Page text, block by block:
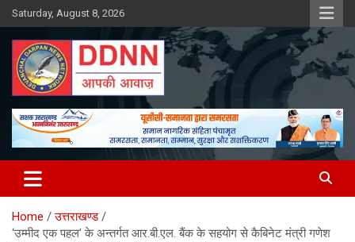
Skip
to
content
Saturday, August 8, 2026
DDNN
Home
उत्तराखण्ड
‘उम्मीद एक पहल’ के अन्तर्गत आर.बी.एल. बैंक के सहयोग से कैबिनेट मंत्री गणेश